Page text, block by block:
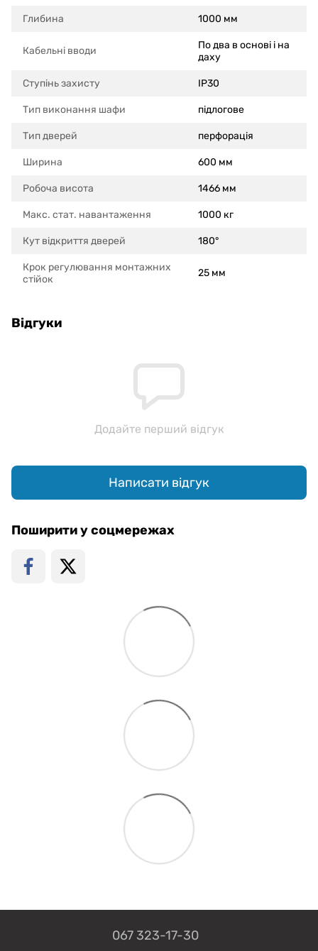
Глибина 1000 мм
Кабельні вводи
По два в основі і на
даху
Ступінь захисту IP30
Тип виконання шафи підлогове
Тип дверей перфорація
Ширина 600 мм
Робоча висота 1466 мм
Макс. стат. навантаження 1000 кг
Кут відкриття дверей 180°
Крок регулювання монтажних
стійок
25 мм
Відгуки
Додайте перший відгук
Написати відгук
Поширити у соцмережах
067 323-17-30